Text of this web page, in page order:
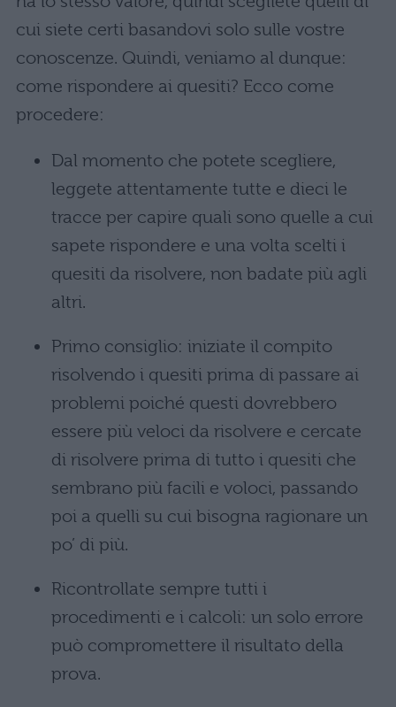
cui siete certi basandovi solo sulle vostre
conoscenze. Quindi, veniamo al dunque:
come rispondere ai quesiti? Ecco come
procedere:
Dal momento che potete scegliere,
leggete attentamente tutte e dieci le
tracce per capire quali sono quelle a cui
sapete rispondere e una volta scelti i
quesiti da risolvere, non badate più agli
altri.
Primo consiglio: iniziate il compito
risolvendo i quesiti prima di passare ai
problemi poiché questi dovrebbero
essere più veloci da risolvere e cercate
di risolvere prima di tutto i quesiti che
sembrano più facili e voloci, passando
poi a quelli su cui bisogna ragionare un
po’ di più.
Ricontrollate sempre tutti i
procedimenti e i calcoli: un solo errore
può compromettere il risultato della
prova.